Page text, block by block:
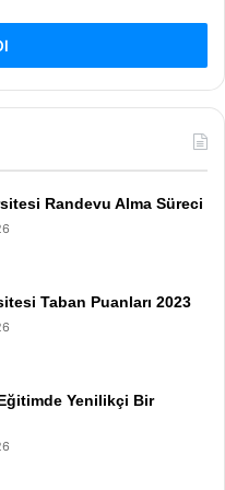
Randevu Alma Süreci
Taban Puanları 2023
Yenilikçi Bir